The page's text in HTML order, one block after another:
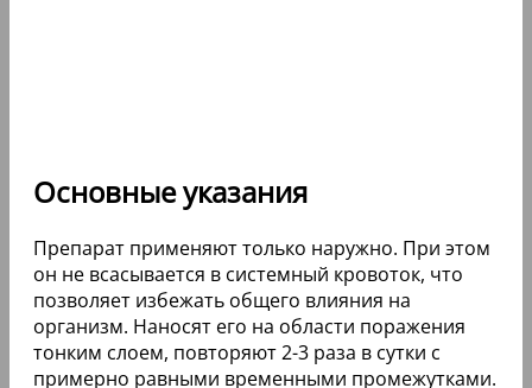
Основные указания
Препарат применяют только наружно. При этом
он не всасывается в системный кровоток, что
позволяет избежать общего влияния на
организм. Наносят его на области поражения
тонким слоем, повторяют 2-3 раза в сутки с
примерно равными временными промежутками.